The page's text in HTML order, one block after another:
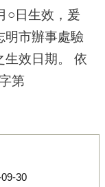
○日生效，爰
明市辦事處驗
生效日期。 依
第
30